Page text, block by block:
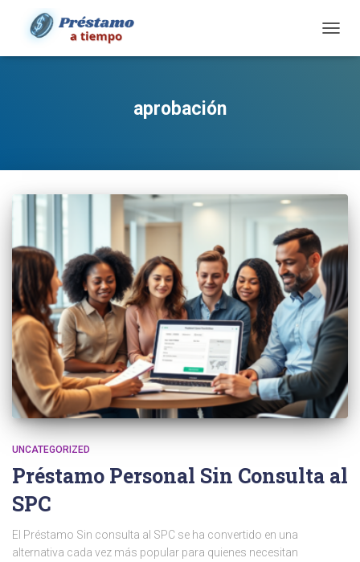
aprobación
UNCATEGORIZED
Préstamo Personal Sin Consulta al
SPC
El Préstamo Sin consulta al SPC se ha convertido en una
alternativa cada vez más popular para quienes necesitan